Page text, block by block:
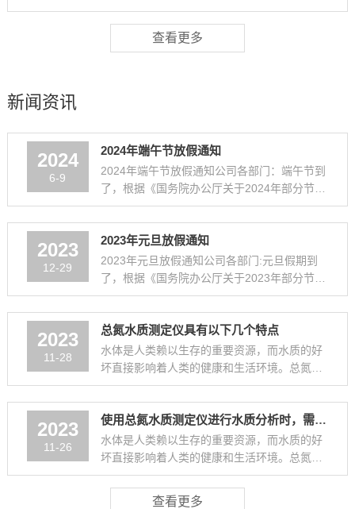
及橡胶等物质中不饱和化合物的含量，是评估
油品安定性、氧化性和聚合倾向的关键设
查看更多
新闻资讯
2024
6-9
2024年端午节放假通知
2024年端午节放假通知公司各部门：端午节到
了，根据《国务院办公厅关于2024年部分节假
日安排的通知》的有关规定，结合我司实际业
务情况，现将放假安排通知如下：端...
2023
12-29
2023年元旦放假通知
2023年元旦放假通知公司各部门:元旦假期到
了，根据《国务院办公厅关于2023年部分节假
日安排的通知》的有关规定，结合我司实际业
务情况，现将放假安排通知如下：元...
2023
11-28
总氮水质测定仪具有以下几个特点
水体是人类赖以生存的重要资源，而水质的好
坏直接影响着人类的健康和生活环境。总氮作
为水体中的重要指标之一，对于评估水体的营
养状况和污染程度起着至关重要的作用。总
氮...
2023
11-26
使用总氮水质测定仪进行水质分析时，需要注意以下几个重要的事项
水体是人类赖以生存的重要资源，而水质的好
坏直接影响着人类的健康和生活环境。总氮作
为水体中的重要指标之一，对于评估水体的营
养状况和污染程度起着至关重要的作用。总
查看更多